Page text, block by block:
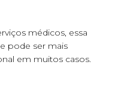
médicos, essa
pode ser mais
em muitos casos.